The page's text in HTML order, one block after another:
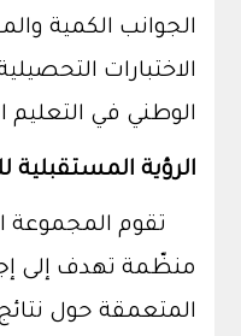
الجوانب الكمية
الاختبارات
الوطني في التعليم
الرؤية المستقبلية
تقوم المجموعة
منظّمة تهدف إلى
المتعمقة حول